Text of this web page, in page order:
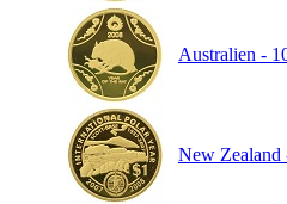
Australien -
New Zealand